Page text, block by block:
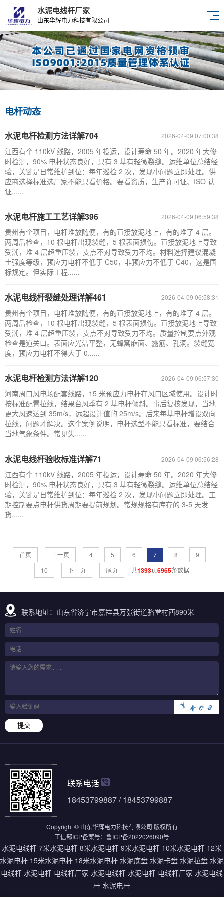
水泥电线杆厂家
山东华辉电力科技有限公司
电杆动态
2026-04-09 07:00:38
水泥电杆检测方法详解704
江西有个 110kV 线路，2005 年投运，设计寿命 50 年。2020 年大修
时检测，90% 电杆状态良好，只有 3 基有轻微裂缝。运维单位总结经
验，关键是日常维护到位：每年巡检 2 次，发现小问题立即处理。供
应商选择标准选厂家不能只看价格。要看资质，生产许可证、ISO 认
证......
2026-04-09 06:59:38
水泥电杆施工工艺详解396
贵州有个项目，电杆堆放随便，有的直接放泥地上，有的堆了 4 层。
两周后检查，10 根电杆出现裂缝，5 根表面损伤。直接放泥地上导致
受潮，堆 4 层超重压裂，支点不对导致受力不均。材料选择建议混凝
土强度等级，预应力电杆不低于 C50，非预应力不低于 C40，这是国
标规定。但实际工程......
2026-04-09 06:58:31
水泥电线杆裂缝处理详解461
贵州有个项目，电杆堆放随便，有的直接放泥地上，有的堆了 4 层。
两周后检查，10 根电杆出现裂缝，5 根表面损伤。直接放泥地上导致
受潮，堆 4 层超重压裂，支点不对导致受力不均。质量控制要点外观
检查是道关口。表面应光洁平整，无蜂窝麻面、露筋、孔洞。裂缝宽
度，预应力电杆不得大于 0......
2026-04-09 06:57:30
水泥电杆检测方法详解120
河南周口风电场配套线路，15 米预应力电杆在风口区域使用。设计时
按标准配置拉线，结果台风季有 2 基电杆倾斜。事后复核发现，当地
更大风速达到 35m/s，远超设计值的 25m/s。后来每基电杆增设双向
拉线，问题才解决。这个案例说明，电杆选型不能只看标准，要结合
当地气象条件。常见失......
2026-04-09 06:56:28
水泥电线杆验收标准详解71
江西有个 110kV 线路，2005 年投运，设计寿命 50 年。2020 年大修
时检测，90% 电杆状态良好，只有 3 基有轻微裂缝。运维单位总结经
验，关键是日常维护到位：每年巡检 2 次，发现小问题立即处理。工
期控制要点电杆供货周期要提前规划。常规规格有库存的 3-5 天发
货......
首页 上一页 4 5 6 7 8
9
10
下一页 尾页 共1393页6965条数据
联系地址：山东省济宁市嘉祥县万张街道骆堂村西890米
提交
联系电话
18453799887 / 18453799887
Copyright © 山东华辉电力科技有限公司 版权所有
工信部ICP备案号： 鲁ICP备2022026090号
水泥电线杆 7米水泥电杆 8米水泥电杆 9米水泥电杆 10米水泥电杆 12米
水泥电杆 15米水泥电杆 18米水泥电杆 水泥底盘 水泥卡盘 水泥拉盘 水泥
电线杆 水泥电杆 电线杆厂家 水泥电线杆 水泥电杆 电线杆厂家 水泥电线
杆 水泥电杆